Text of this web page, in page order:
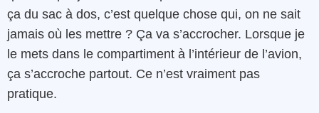
ça du sac à dos, c’est quelque chose qui, on ne sait
jamais où les mettre ? Ça va s’accrocher. Lorsque je
le mets dans le compartiment à l’intérieur de l’avion,
ça s’accroche partout. Ce n’est vraiment pas
pratique.